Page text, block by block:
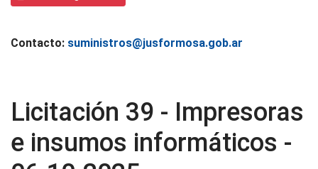
Contacto: suministros@jusformosa.gob.ar
Licitación 39 - Impresoras
e insumos informáticos -